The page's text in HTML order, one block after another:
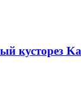
кусторез